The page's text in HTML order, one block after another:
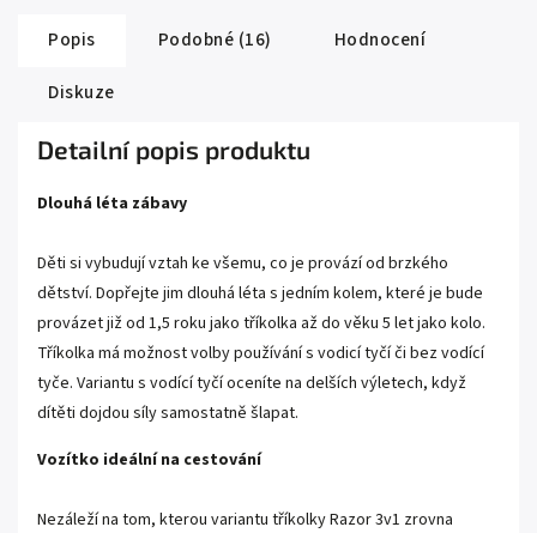
Popis Podobné (16)
Hodnocení
Diskuze
Detailní popis produktu
Dlouhá léta zábavy
Děti si vybudují vztah ke všemu, co je provází od brzkého
dětství. Dopřejte jim dlouhá léta s jedním kolem, které je bude
provázet již od 1,5 roku jako tříkolka až do věku 5 let jako kolo.
Tříkolka má možnost volby používání s vodicí tyčí či bez vodící
tyče. Variantu s vodící tyčí oceníte na delších výletech, když
dítěti dojdou síly samostatně šlapat.
Vozítko ideální na cestování
Nezáleží na tom, kterou variantu tříkolky Razor 3v1 zrovna